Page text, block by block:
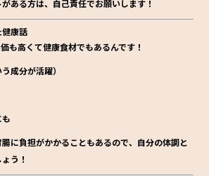
ある方は、 自己責任でお願いします！
康話
も高くて健康食材でもあるんです！
成分が活躍）
に負担がかかることもあるので、 自分の体調と
う！